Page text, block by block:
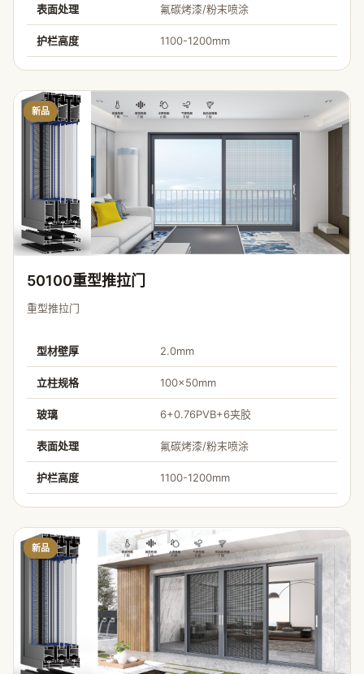
表面处理 氟碳烤漆/粉末喷涂
护栏高度 1100-1200mm
新品
50100重型推拉门
重型推拉门
型材壁厚 2.0mm
立柱规格 100×50mm
玻璃 6+0.76PVB+6夹胶
表面处理 氟碳烤漆/粉末喷涂
护栏高度 1100-1200mm
新品